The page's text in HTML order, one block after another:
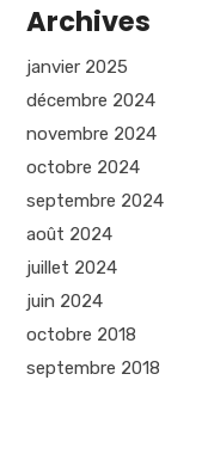
Archives
janvier 2025
décembre 2024
novembre 2024
octobre 2024
septembre 2024
août 2024
juillet 2024
juin 2024
octobre 2018
septembre 2018